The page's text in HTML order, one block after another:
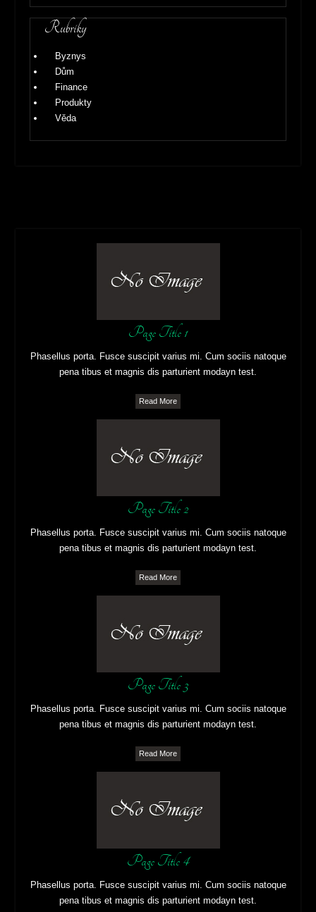
Rubriky
Byznys
Dům
Finance
Produkty
Věda
Page Title 1
Phasellus porta. Fusce suscipit varius mi. Cum sociis natoque
pena tibus et magnis dis parturient modayn test.
Read More
Page Title 2
Phasellus porta. Fusce suscipit varius mi. Cum sociis natoque
pena tibus et magnis dis parturient modayn test.
Read More
Page Title 3
Phasellus porta. Fusce suscipit varius mi. Cum sociis natoque
pena tibus et magnis dis parturient modayn test.
Read More
Page Title 4
Phasellus porta. Fusce suscipit varius mi. Cum sociis natoque
pena tibus et magnis dis parturient modayn test.